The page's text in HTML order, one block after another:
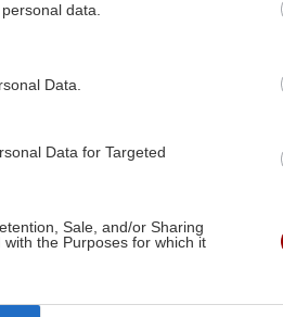
data.
Data.
Data for Targeted
Sale, and/or Sharing
the Purposes for which it
FORMULA 1: Ο
κέρδισε τη
να γυρίσει στις νίκες